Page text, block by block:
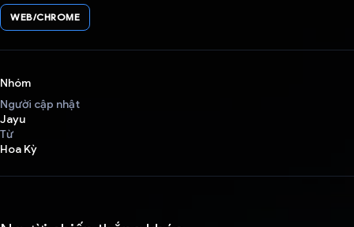
WEB/CHROME
Nhóm
Người cập nhật
Jayu
Từ
Hoa Kỳ